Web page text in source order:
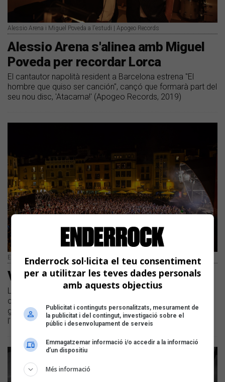
Alessio Arena i Miguel Poveda a l'estudi | Apogeo Records
Alessio Arena s'alinea amb Miguel
Poveda per recordar Lorca
El cantautor napolità resident a Barcelona estrena "El
hombre que quiso ser canción", cançó que formarà part del
seu nou disc, 'Atacama!' (Apogeo Records, 2019)
Els Amics de les Arts van omplir la plaça de Vic | Pere Masramon
Vic, música per dins i defora
La Música Viva de la trentena edició del Mercat de Vic
continua oferint propostes que van des del carrer fins als
grans equipaments fent que la ciutat s'aboqui a
l'esdeveniment i l'hagi celebrat abastament
Enderrock sol·licita el teu consentiment
per a utilitzar les teves dades personals
amb aquests objectius
Publicitat i continguts personalitzats, mesurament de
la publicitat i del contingut, investigació sobre el
públic i desenvolupament de serveis
Emmagatzemar informació i/o accedir a la informació
d’un dispositiu
Més informació